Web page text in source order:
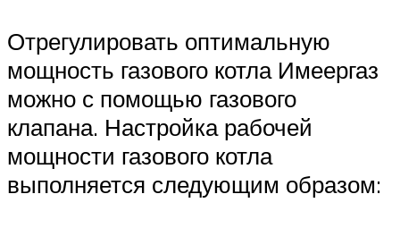
Отрегулировать оптимальную
мощность газового котла Имеергаз
можно с помощью газового
клапана. Настройка рабочей
мощности газового котла
выполняется следующим образом: